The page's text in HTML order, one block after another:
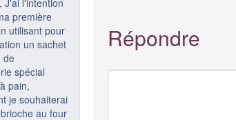
Répondre
J'ai l'intention
première
utilisant pour
un sachet
de
spécial
pain,
je souhaiterai
au four